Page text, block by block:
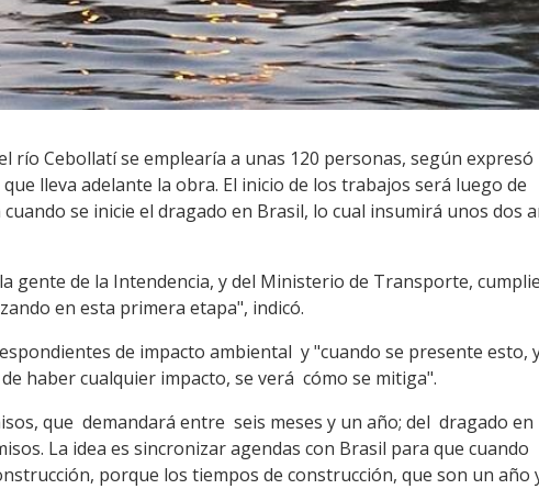
río Cebollatí se emplearía a unas 120 personas, según expresó
lleva adelante la obra. El inicio de los trabajos será luego de
se inicie el dragado en Brasil, lo cual insumirá unos dos
gente de la Intendencia, y del Ministerio de Transporte,
en esta primera etapa", indicó.
de impacto ambiental y "cuando se presente esto,
haber cualquier impacto, se verá cómo se mitiga".
que demandará entre seis meses y un año; del dragado en
La idea es sincronizar agendas con Brasil para que cuando
porque los tiempos de construcción, que son un año